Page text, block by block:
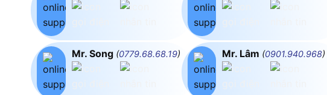
Mr. Song (0779.68.68.19) Mr. Lâm (0901.940.968)